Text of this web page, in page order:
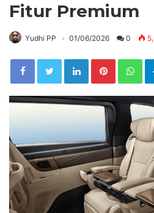
Fitur Premium
Yudhi PP 01/06/2026 0
LinkedInPinterest